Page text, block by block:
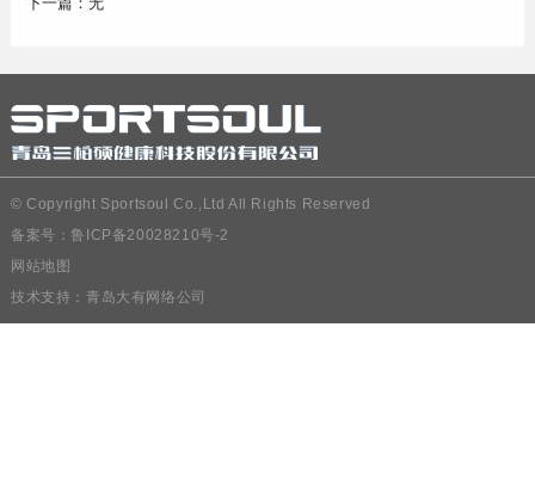
© Copyright Sportsoul Co.,Ltd All Rights Reserved
备案号：鲁ICP备20028210号-2
网站地图
技术支持： 青岛大有网络公司